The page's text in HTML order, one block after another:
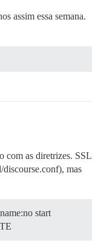
assim essa semana.
com as diretrizes. SSL
mas
start